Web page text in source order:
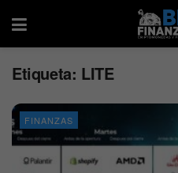
Etiqueta: LITE
FINANZAS